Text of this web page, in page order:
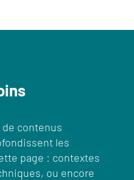
contenus
les
page : contextes
ou encore